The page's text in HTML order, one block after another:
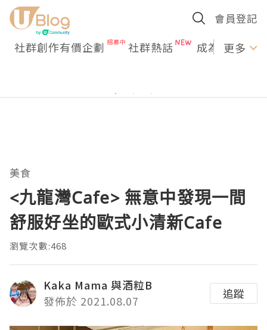
會員登記
社群創作有價企劃 社群熱話 成為U更多
美食
<九龍灣Cafe> 無意中發現一間
舒服好坐的歐式小清新Cafe
瀏覽次數:468
Kaka Mama 與酒粒B
發佈於 2021.08.07
追蹤